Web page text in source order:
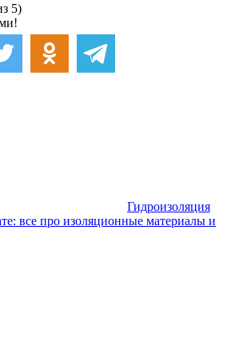
5)
Гидроизоляция
все про изоляционные материалы и